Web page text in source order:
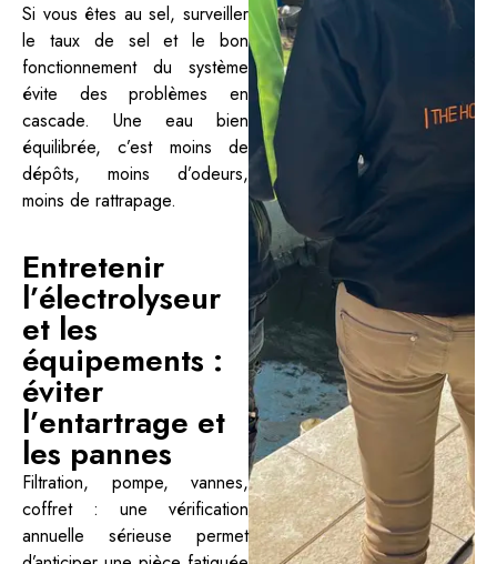
Si vous êtes au sel, surveiller
le taux de sel et le bon
fonctionnement du système
évite des problèmes en
cascade. Une eau bien
équilibrée, c’est moins de
dépôts, moins d’odeurs,
moins de rattrapage.
Entretenir
l’électrolyseur
et les
équipements :
éviter
l’entartrage et
les pannes
Filtration, pompe, vannes,
coffret : une vérification
annuelle sérieuse permet